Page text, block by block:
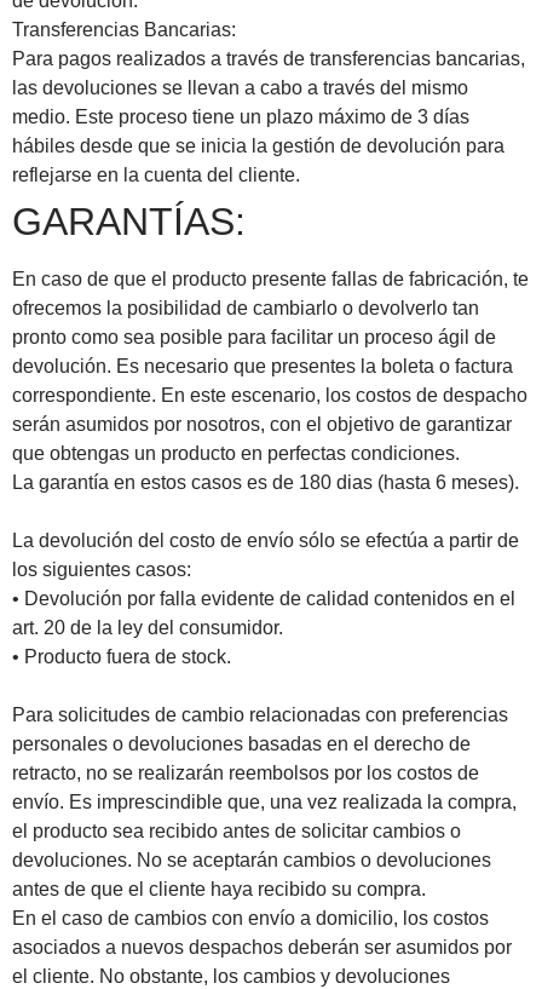
Transferencias Bancarias:
Para pagos realizados a través de transferencias bancarias,
las devoluciones se llevan a cabo a través del mismo
medio. Este proceso tiene un plazo máximo de 3 días
hábiles desde que se inicia la gestión de devolución para
reflejarse en la cuenta del cliente.
GARANTÍAS:
En caso de que el producto presente fallas de fabricación, te
ofrecemos la posibilidad de cambiarlo o devolverlo tan
pronto como sea posible para facilitar un proceso ágil de
devolución. Es necesario que presentes la boleta o factura
correspondiente. En este escenario, los costos de despacho
serán asumidos por nosotros, con el objetivo de garantizar
que obtengas un producto en perfectas condiciones.
La garantía en estos casos es de 180 dias (hasta 6 meses).
La devolución del costo de envío sólo se efectúa a partir de
los siguientes casos:
• Devolución por falla evidente de calidad contenidos en el
art. 20 de la ley del consumidor.
• Producto fuera de stock.
Para solicitudes de cambio relacionadas con preferencias
personales o devoluciones basadas en el derecho de
retracto, no se realizarán reembolsos por los costos de
envío. Es imprescindible que, una vez realizada la compra,
el producto sea recibido antes de solicitar cambios o
devoluciones. No se aceptarán cambios o devoluciones
antes de que el cliente haya recibido su compra.
En el caso de cambios con envío a domicilio, los costos
asociados a nuevos despachos deberán ser asumidos por
el cliente. No obstante, los cambios y devoluciones